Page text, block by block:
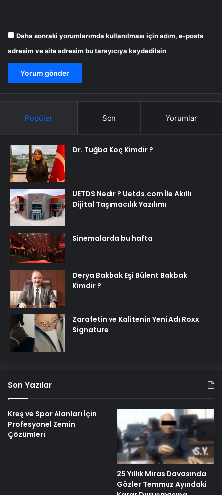
Daha sonraki yorumlarımda kullanılması için adım, e-posta
adresim ve site adresim bu tarayıcıya kaydedilsin.
Popüler Son Yorumlar
Dr. Tuğba Koç Kimdir ?
UETDS Nedir ? Uetds.com İle Akıllı
Dijital Taşımacılık Yazılımı
Sinemalarda bu hafta
Derya Bakbak Eşi Bülent Bakbak
Kimdir ?
Zarafetin ve Kalitenin Yeni Adı Roxx
Signature
Son Yazılar
Kreş ve Spor Alanları İçin
Profesyonel Zemin
Çözümleri
25 Yıllık Miras Davasında
Gözler Temmuz Ayındaki